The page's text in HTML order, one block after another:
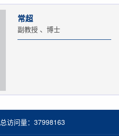
常超
副教授 、博士
总访问量： 37998163